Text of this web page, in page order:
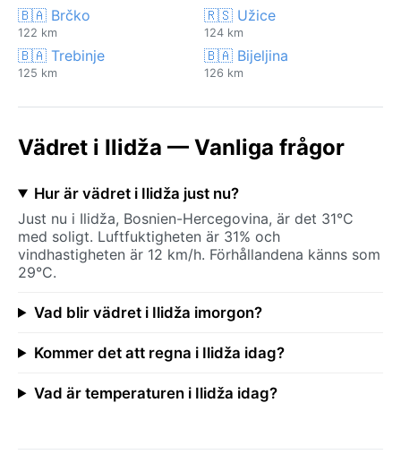
🇧🇦 Brčko
122 km
🇷🇸 Užice
124 km
🇧🇦 Trebinje
125 km
🇧🇦 Bijeljina
126 km
Vädret i Ilidža — Vanliga frågor
Hur är vädret i Ilidža just nu?
Just nu i Ilidža, Bosnien-Hercegovina, är det 31°C
med soligt. Luftfuktigheten är 31% och
vindhastigheten är 12 km/h. Förhållandena känns som
29°C.
Vad blir vädret i Ilidža imorgon?
Kommer det att regna i Ilidža idag?
Vad är temperaturen i Ilidža idag?